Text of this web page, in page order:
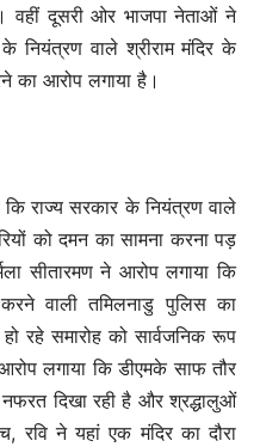
वहीं दूसरी ओर भाजपा नेताओं ने
नियंत्रण वाले श्रीराम मंदिर के
का आरोप लगाया है।
कि राज्य सरकार के नियंत्रण वाले
को दमन का सामना करना पड़
सीतारमण ने आरोप लगाया कि
वाली तमिलनाडु पुलिस का
रहे समारोह को सार्वजनिक रूप
लगाया कि डीएमके साफ तौर
नफरत दिखा रही है और श्रद्धालुओं
रवि ने यहां एक मंदिर का दौरा